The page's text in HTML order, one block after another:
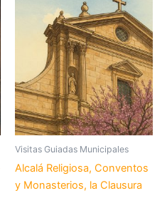
Visitas Guiadas Municipales
Alcalá Religiosa, Conventos
y Monasterios, la Clausura